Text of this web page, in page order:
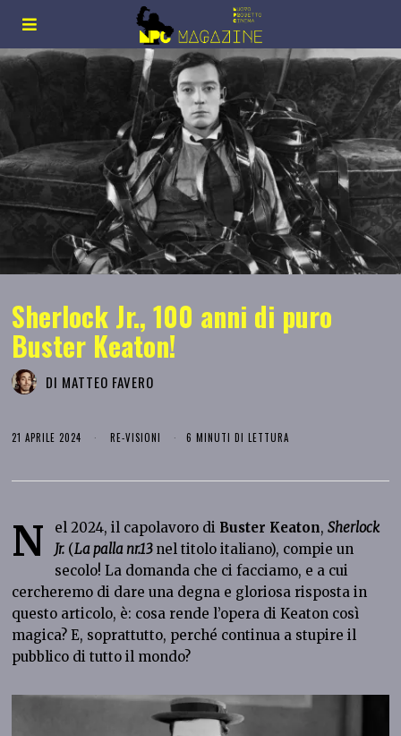
Sherlock Jr., 100 anni di puro
Buster Keaton!
DI MATTEO FAVERO
21 APRILE 2024 RE-VISIONI 6 MINUTI DI LETTURA
N el 2024, il capolavoro di Buster Keaton,Sherlock
Jr. (La palla nr.13nel titolo italiano), compie un
secolo! La domanda che ci facciamo, e a cui
cercheremo di dare una degna e gloriosa risposta in
questo articolo, è: cosa rende l’opera di Keaton così
magica? E, soprattutto, perché continua a stupire il
pubblico di tutto il mondo?